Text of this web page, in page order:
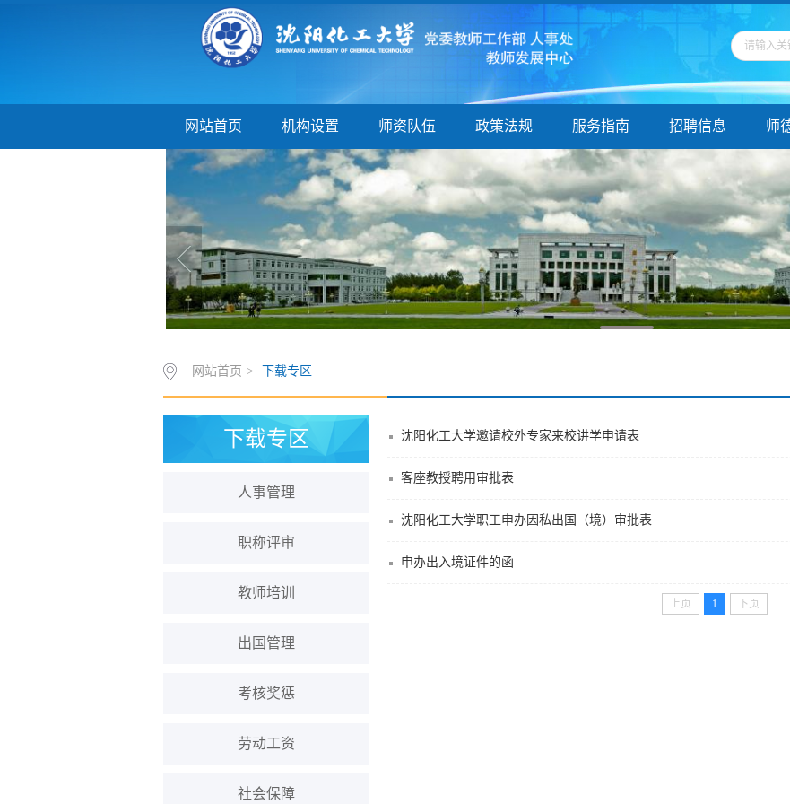
网站首页 机构设置 师资队伍 政策法规 服务指南 招聘信息 师
网站首页 > 下载专区
下载专区
人事管理
职称评审
教师培训
出国管理
考核奖惩
劳动工资
社会保障
沈阳化工大学邀请校外专家来校讲学申请表
客座教授聘用审批表
沈阳化工大学职工申办因私出国（境）审批表
申办出入境证件的函
上页 1 下页